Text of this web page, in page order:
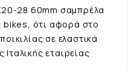
28 60mm σαμπρέλα
bikes, ότι αφορά στο
σε ελαστικά
εταιρείας